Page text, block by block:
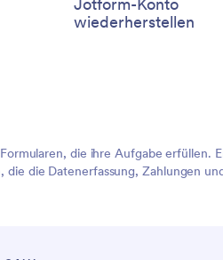
wiederherstellen
die ihre Aufgabe
die Datenerfassung, Zahlungen